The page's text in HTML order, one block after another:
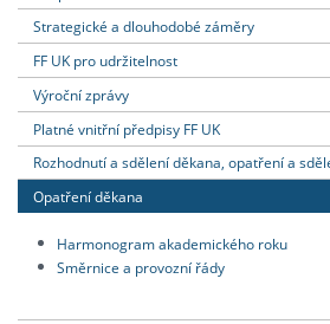
Strategické a dlouhodobé záměry
FF UK pro udržitelnost
Výroční zprávy
Platné vnitřní předpisy FF UK
Rozhodnutí a sdělení děkana, opatření a
Opatření děkana
Harmonogram akademického roku
Směrnice a provozní řády